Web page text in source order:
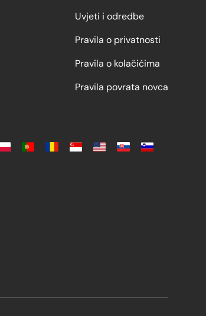
Uvjeti i odredbe
Pravila o privatnosti
Pravila o kolačićima
Pravila povrata novca